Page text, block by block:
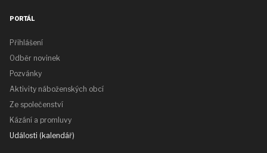
PORTÁL
Přihlášení
Odběr novinek
Pozvánky
Aktivity náboženských obcí
Ze společenství
Kázání a promluvy
Události (kalendář)